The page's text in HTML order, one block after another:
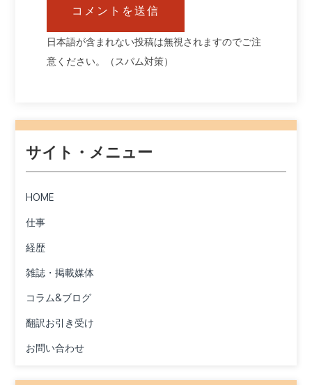
日本語が含まれない投稿は無視されますのでご注
意ください。（スパム対策）
サイト・メニュー
HOME
仕事
経歴
雑誌・掲載媒体
コラム&ブログ
翻訳お引き受け
お問い合わせ